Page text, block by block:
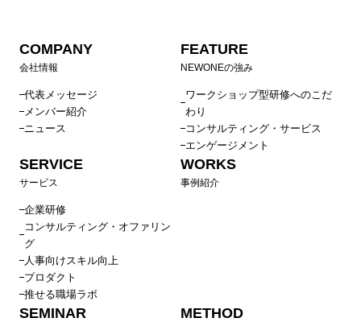
COMPANY
会社情報
代表メッセージ
メンバー紹介
ニュース
FEATURE
NEWONEの強み
ワークショップ型研修へのこだ
わり
コンサルティング・サービス
エンゲージメント
SERVICE
サービス
企業研修
コンサルティング・オファリン
グ
人事向けスキル向上
プロダクト
推せる職場ラボ
WORKS
事例紹介
SEMINAR METHOD